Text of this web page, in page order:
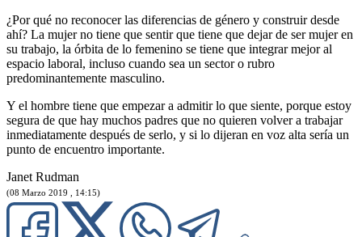
¿Por qué no reconocer las diferencias de género y construir desde
ahí? La mujer no tiene que sentir que tiene que dejar de ser mujer en
su trabajo, la órbita de lo femenino se tiene que integrar mejor al
espacio laboral, incluso cuando sea un sector o rubro
predominantemente masculino.
Y el hombre tiene que empezar a admitir lo que siente, porque estoy
segura de que hay muchos padres que no quieren volver a trabajar
inmediatamente después de serlo, y si lo dijeran en voz alta sería un
punto de encuentro importante.
Janet Rudman
(08 Marzo 2019 , 14:15)